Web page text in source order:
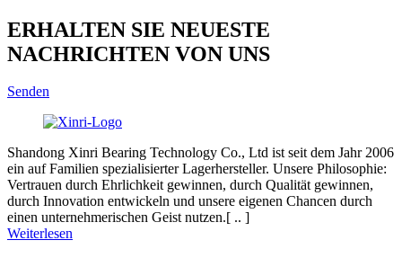
ERHALTEN SIE NEUESTE
NACHRICHTEN VON UNS
Senden
Shandong Xinri Bearing Technology Co., Ltd ist seit dem Jahr 2006
ein auf Familien spezialisierter Lagerhersteller. Unsere Philosophie:
Vertrauen durch Ehrlichkeit gewinnen, durch Qualität gewinnen,
durch Innovation entwickeln und unsere eigenen Chancen durch
einen unternehmerischen Geist nutzen.[ .. ]
Weiterlesen